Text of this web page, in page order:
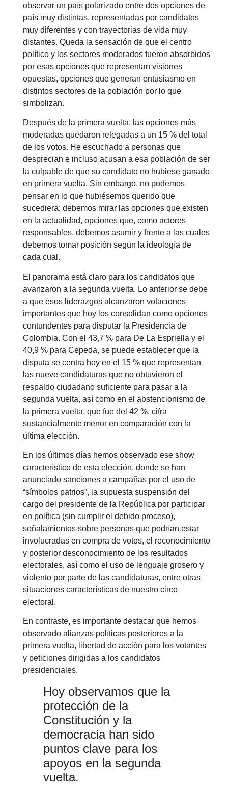
observar un país polarizado entre dos opciones de
país muy distintas, representadas por candidatos
muy diferentes y con trayectorias de vida muy
distantes. Queda la sensación de que el centro
político y los sectores moderados fueron absorbidos
por esas opciones que representan visiones
opuestas, opciones que generan entusiasmo en
distintos sectores de la población por lo que
simbolizan.
Después de la primera vuelta, las opciones más
moderadas quedaron relegadas a un 15 % del total
de los votos. He escuchado a personas que
desprecian e incluso acusan a esa población de ser
la culpable de que su candidato no hubiese ganado
en primera vuelta. Sin embargo, no podemos
pensar en lo que hubiésemos querido que
sucediera; debemos mirar las opciones que existen
en la actualidad, opciones que, como actores
responsables, debemos asumir y frente a las cuales
debemos tomar posición según la ideología de
cada cual.
El panorama está claro para los candidatos que
avanzaron a la segunda vuelta. Lo anterior se debe
a que esos liderazgos alcanzaron votaciones
importantes que hoy los consolidan como opciones
contundentes para disputar la Presidencia de
Colombia. Con el 43,7 % para De La Espriella y el
40,9 % para Cepeda, se puede establecer que la
disputa se centra hoy en el 15 % que representan
las nueve candidaturas que no obtuvieron el
respaldo ciudadano suficiente para pasar a la
segunda vuelta, así como en el abstencionismo de
la primera vuelta, que fue del 42 %, cifra
sustancialmente menor en comparación con la
última elección.
En los últimos días hemos observado ese show
característico de esta elección, donde se han
anunciado sanciones a campañas por el uso de
“símbolos patrios”, la supuesta suspensión del
cargo del presidente de la República por participar
en política (sin cumplir el debido proceso),
señalamientos sobre personas que podrían estar
involucradas en compra de votos, el reconocimiento
y posterior desconocimiento de los resultados
electorales, así como el uso de lenguaje grosero y
violento por parte de las candidaturas, entre otras
situaciones características de nuestro circo
electoral.
En contraste, es importante destacar que hemos
observado alianzas políticas posteriores a la
primera vuelta, libertad de acción para los votantes
y peticiones dirigidas a los candidatos
presidenciales.
Hoy observamos que la
protección de la
Constitución y la
democracia han sido
puntos clave para los
apoyos en la segunda
vuelta.